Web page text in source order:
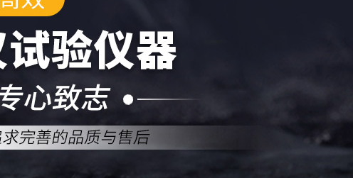
在线咨
QQ